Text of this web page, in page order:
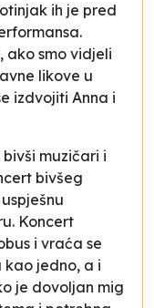
ih je pred
ako smo vidjeli
likove u
izdvojiti Anna i
muzičari i
bivšeg
Koncert
i vraća se
kao jedno, a i
je dovoljan mig